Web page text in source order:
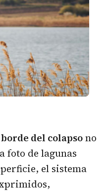
del colapsono
foto de lagunas
el sistema